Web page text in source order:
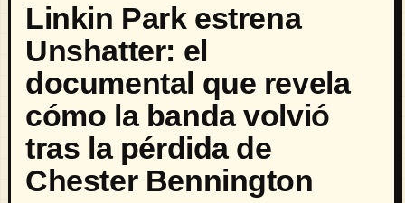
Linkin Park estrena
Unshatter: el
documental que revela
cómo la banda volvió
tras la pérdida de
Chester Bennington